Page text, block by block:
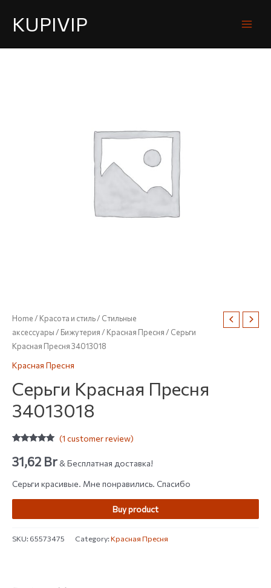
KUPIVIP
Home/ Красота и стиль/ Стильные
аксессуары/ Бижутерия/ Красная Пресня/ Серьги
Красная Пресня 34013018
Красная Пресня
Серьги Красная Пресня
34013018
out of 5
based on
rating
(1 customer review)
31,62 Br& Бесплатная доставка!
Серьги красивые. Мне понравились. Спасибо
Buy product
SKU:65573475 Category:Красная Пресня